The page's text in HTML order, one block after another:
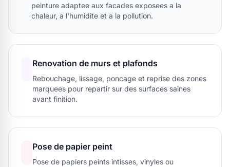
peinture adaptee aux facades exposees a la
chaleur, a l'humidite et a la pollution.
Renovation de murs et plafonds
Rebouchage, lissage, poncage et reprise des zones
marquees pour repartir sur des surfaces saines
avant finition.
Pose de papier peint
Pose de papiers peints intisses, vinyles ou